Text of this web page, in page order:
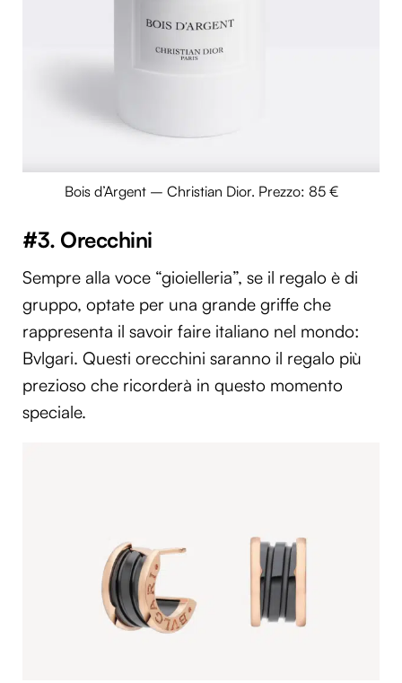
Bois d’Argent – Christian Dior. Prezzo: 85 €
#3. Orecchini
Sempre alla voce “gioielleria”, se il regalo è di
gruppo, optate per una grande griffe che
rappresenta il savoir faire italiano nel mondo:
Bvlgari. Questi orecchini saranno il regalo più
prezioso che ricorderà in questo momento
speciale.